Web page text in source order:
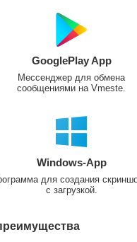
GooglePlay App
Мессенджер для обмена
сообщениями на Vmeste.
Windows-App
для создания
с загрузкой.